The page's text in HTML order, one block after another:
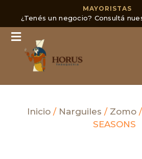
MAYORISTAS
¿Tenés un negocio? Consultá
Inicio/ Narguiles / Zomo/
SEASONS